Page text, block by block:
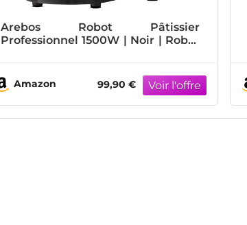
Arebos Robot Pâtissier
Professionnel 1500W | Noir | Robot
Bols d'Acier Inoxydable | 6 Vitesses
| Fonction Pulse
Amazon 99,90 €